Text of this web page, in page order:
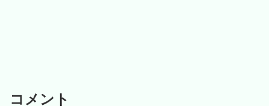
コメント